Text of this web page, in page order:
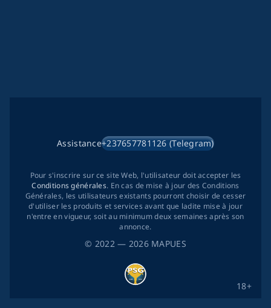
© 2022— 2026 MAPUES
Assistance+237657781126 (Telegram)
18+
Pour s'inscrire sur ce site Web, l'utilisateur doit accepter les
Conditions générales. En cas de mise à jour des Conditions
Générales, les utilisateurs existants pourront choisir de cesser
d'utiliser les produits et services avant que ladite mise à jour
n'entre en vigueur, soit au minimum deux semaines après son
annonce.